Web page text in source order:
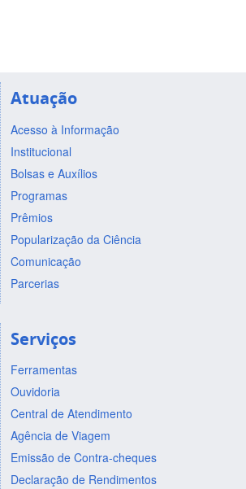
Atuação
Acesso à Informação
Institucional
Bolsas e Auxílios
Programas
Prêmios
Popularização da Ciência
Comunicação
Parcerias
Serviços
Ferramentas
Ouvidoria
Central de Atendimento
Agência de Viagem
Emissão de Contra-cheques
Declaração de Rendimentos